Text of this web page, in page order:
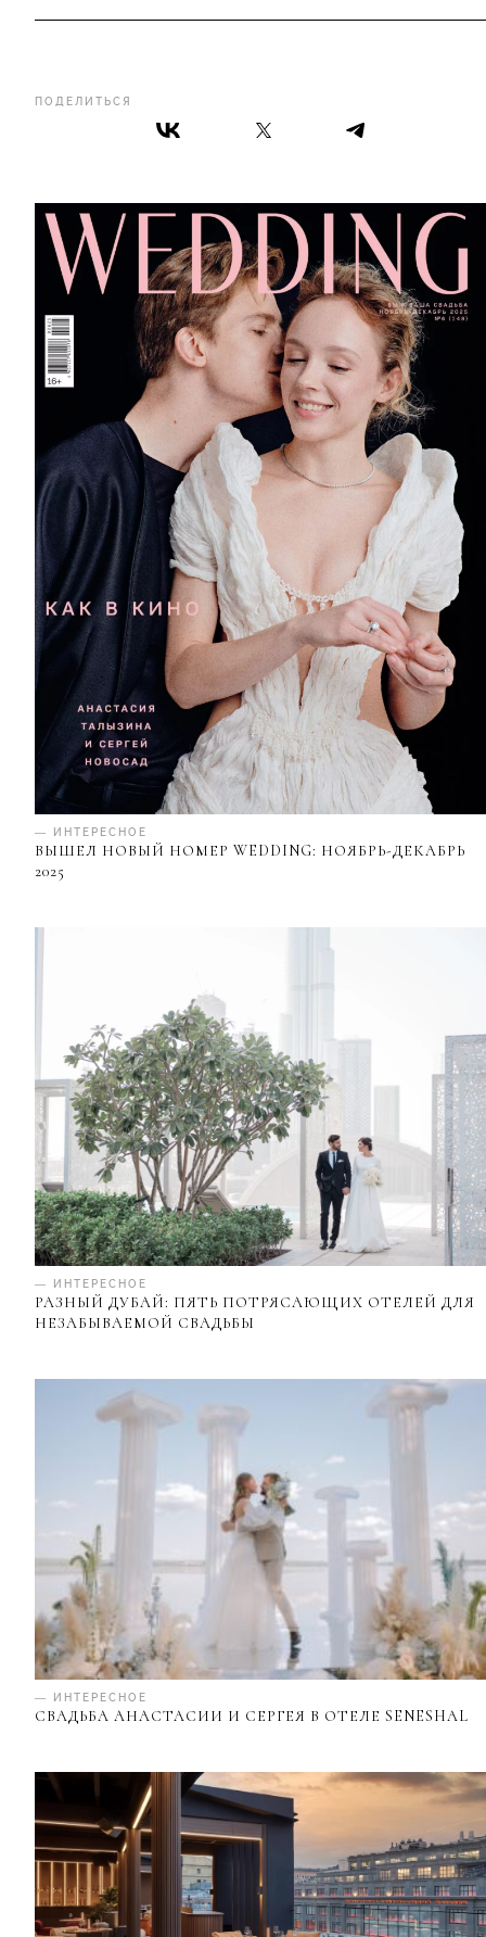
ПОДЕЛИТЬСЯ
— ИНТЕРЕСНОЕ
ВЫШЕЛ НОВЫЙ НОМЕР WEDDING: НОЯБРЬ-ДЕКАБРЬ
2025
— ИНТЕРЕСНОЕ
РАЗНЫЙ ДУБАЙ: ПЯТЬ ПОТРЯСАЮЩИХ ОТЕЛЕЙ ДЛЯ
НЕЗАБЫВАЕМОЙ СВАДЬБЫ
— ИНТЕРЕСНОЕ
СВАДЬБА АНАСТАСИИ И СЕРГЕЯ В ОТЕЛЕ SENESHAL